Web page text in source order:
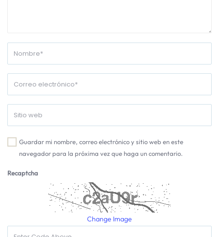
Guardar mi nombre, correo electrónico y sitio web en este
navegador para la próxima vez que haga un comentario.
Recaptcha
Change Image